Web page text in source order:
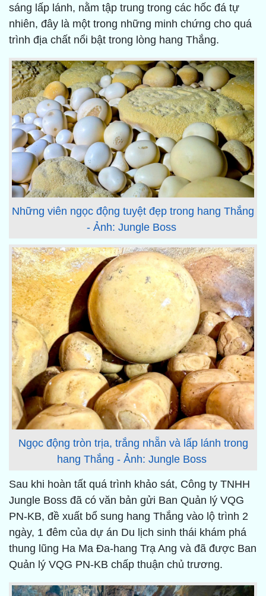
sáng lấp lánh, nằm tập trung trong các hốc đá tự
nhiên, đây là một trong những minh chứng cho quá
trình địa chất nổi bật trong lòng hang Thắng.
Những viên ngọc động tuyệt đẹp trong hang Thắng
- Ảnh: Jungle Boss
Ngọc động tròn trịa, trắng nhẵn và lấp lánh trong
hang Thắng - Ảnh: Jungle Boss
Sau khi hoàn tất quá trình khảo sát, Công ty TNHH
Jungle Boss đã có văn bản gửi Ban Quản lý VQG
PN-KB, đề xuất bổ sung hang Thắng vào lộ trình 2
ngày, 1 đêm của dự án Du lịch sinh thái khám phá
thung lũng Ha Ma Đa-hang Trạ Ang và đã được Ban
Quản lý VQG PN-KB chấp thuận chủ trương.